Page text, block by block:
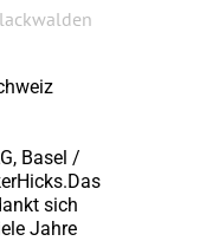
Basel /
sich
Jahre